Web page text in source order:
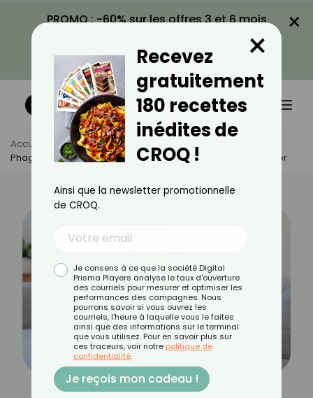
PROMO : -60% sur les offres 3 et 6 mois
VOIR LA PROMO
×
Accueil Actus
Santé
Phagophobie : Comprendre Et Surmonter La Peur De Manger
Recevez
gratuitement
180 recettes
inédites de
CROQ !
×
Ainsi que la newsletter promotionnelle
de CROQ.
Je consens à ce que la société Digital
Prisma Players analyse le taux d'ouverture
des courriels pour mesurer et optimiser les
performances des campagnes. Nous
pourrons savoir si vous ouvrez les
courriels, l'heure à laquelle vous le faites
ainsi que des informations sur le terminal
que vous utilisez. Pour en savoir plus sur
ces traceurs, voir notre politique de
confidentialité.
Je reçois mon cadeau !